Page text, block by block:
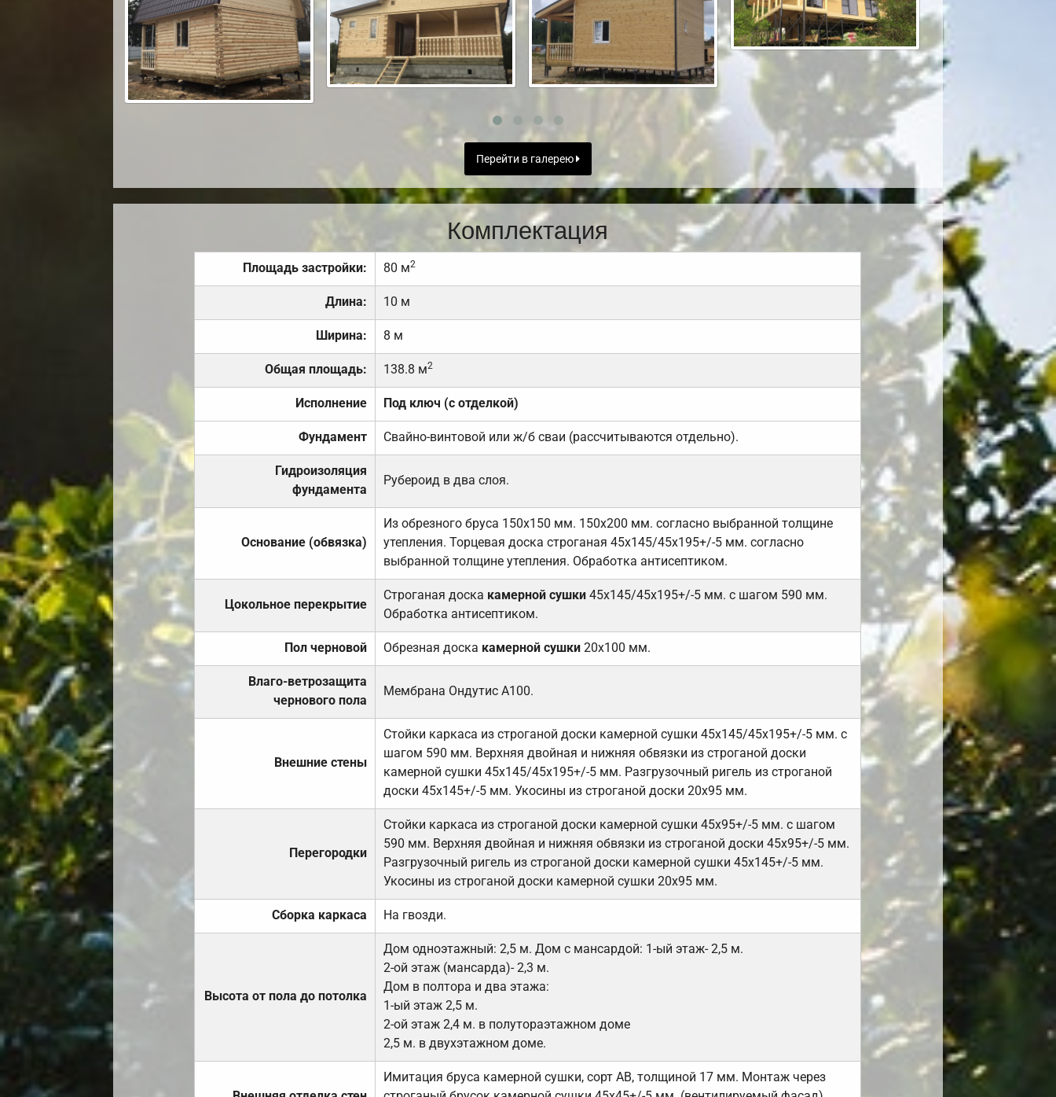
Перейти в галерею
Комплектация
Площадь застройки: 80 м2
Длина: 10 м
Ширина: 8 м
Общая площадь: 138.8 м2
Исполнение Под ключ (с отделкой)
Фундамент Свайно-винтовой или ж/б сваи (рассчитываются отдельно).
Гидроизоляция
фундамента
Рубероид в два слоя.
Основание (обвязка)
Из обрезного бруса 150х150 мм. 150х200 мм. согласно выбранной толщине
утепления. Торцевая доска строганая 45х145/45х195+/-5 мм. согласно
выбранной толщине утепления. Обработка антисептиком.
Цокольное перекрытие
Строганая доска камерной сушки 45х145/45х195+/-5 мм. с шагом 590 мм.
Обработка антисептиком.
Пол черновой Обрезная доска камерной сушки20х100 мм.
Влаго-ветрозащита
чернового пола
Мембрана Ондутис А100.
Внешние стены
Стойки каркаса из строганой доски камерной сушки 45х145/45х195+/-5 мм. с
шагом 590 мм. Верхняя двойная и нижняя обвязки из строганой доски
камерной сушки 45х145/45х195+/-5 мм. Разгрузочный ригель из строганой
доски 45х145+/-5 мм. Укосины из строганой доски 20х95 мм.
Перегородки
Стойки каркаса из строганой доски камерной сушки 45х95+/-5 мм. с шагом
590 мм. Верхняя двойная и нижняя обвязки из строганой доски 45х95+/-5 мм.
Разгрузочный ригель из строганой доски камерной сушки 45х145+/-5 мм.
Укосины из строганой доски камерной сушки 20х95 мм.
Сборка каркаса На гвозди.
Высота от пола до потолка
Дом одноэтажный: 2,5 м. Дом с мансардой: 1-ый этаж- 2,5 м.
2-ой этаж (мансарда)- 2,3 м.
Дом в полтора и два этажа:
1-ый этаж 2,5 м.
2-ой этаж 2,4 м. в полутораэтажном доме
2,5 м. в двухэтажном доме.
Имитация бруса камерной сушки, сорт АВ, толщиной 17 мм. Монтаж через